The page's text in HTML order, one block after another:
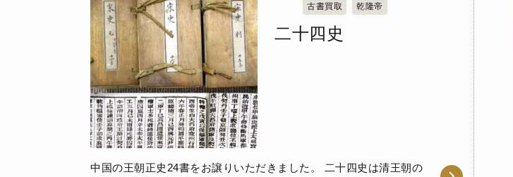
古書買取 乾隆帝
二十四史
中国の王朝正史24書をお譲りいただきました。 二十四史は清王朝の